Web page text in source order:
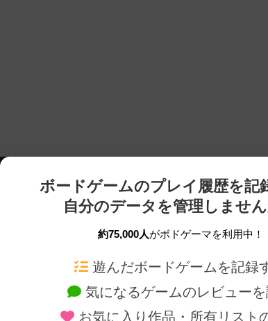
ボードゲームのプレイ履歴を記
自分のデータを管理しません
約75,000人がボドゲーマを利用中！
遊んだボードゲームを記録
気になるゲームのレビュー
お気に入り作品・所有リスト
ボードゲームを検索する 新作・再入荷